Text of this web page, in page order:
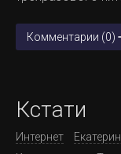
Комментарии (0)
Кстати
Интернет